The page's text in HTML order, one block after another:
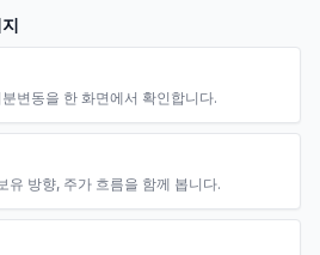
변동을 한 화면에서 확인합니다.
유 방향, 주가 흐름을 함께 봅니다.